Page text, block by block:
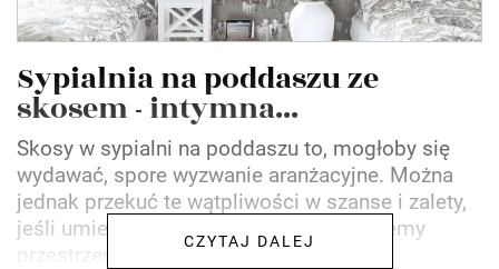
Sypialnia na poddaszu ze
skosem - intymna...
Skosy w sypialni na poddaszu to, mogłoby się
wydawać, spore wyzwanie aranżacyjne. Można
jednak przekuć te wątpliwości w szanse i zalety,
jeśli umiejętnie i kreatywnie zaprojektujemy
przestrzeń....
CZYTAJ DALEJ